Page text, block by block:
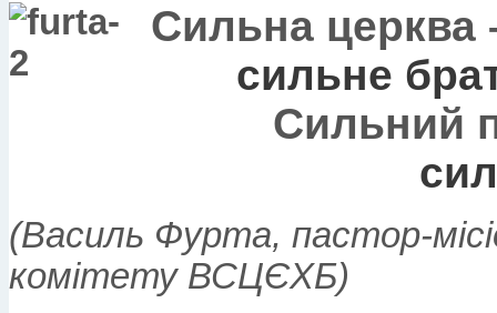
Сильна церква
сильне
Сильний
(Василь Фурта, пастор-
комітету ВСЦЄХБ)